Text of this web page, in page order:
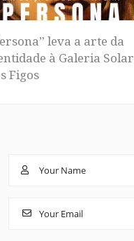
leva a arte da
à Galeria Solar
Figos